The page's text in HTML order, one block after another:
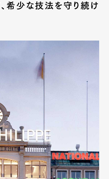
希少な技法を守り続け